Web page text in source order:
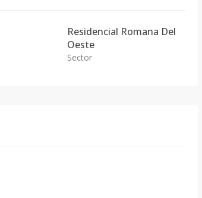
Residencial Romana Del
Oeste
Sector